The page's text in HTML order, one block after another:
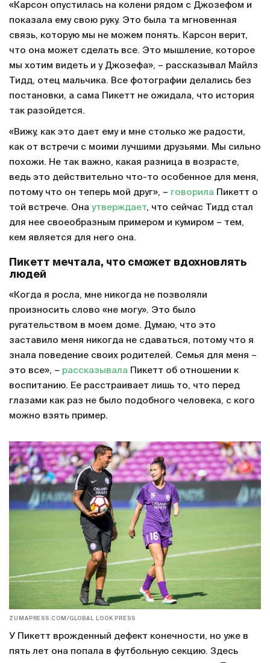
«Карсон опустилась на колени рядом с Джозефом и
показала ему свою руку. Это была та мгновенная
связь, которую мы не можем понять. Карсон верит,
что она может сделать все. Это мышление, которое
мы хотим видеть и у Джозефа», – рассказывал Майлз
Тидд, отец мальчика. Все фотографии делались без
постановки, а сама Пикетт не ожидала, что история
так разойдется.
«Вижу, как это дает ему и мне столько же радости,
как от встречи с моими лучшими друзьями. Мы сильно
похожи. Не так важно, какая разница в возрасте,
ведь это действительно что-то особенное для меня,
потому что он теперь мой друг», – говорила Пикетт о
той встрече. Она утверждает, что сейчас Тидд стал
для нее своеобразным примером и кумиром – тем,
кем является для него она.
Пикетт мечтала, что сможет вдохновлять
людей
«Когда я росла, мне никогда не позволяли
произносить слово «не могу». Это было
ругательством в моем доме. Думаю, что это
заставило меня никогда не сдаваться, потому что я
знала поведение своих родителей. Семья для меня –
это все», – рассказывала Пикетт об отношении к
воспитанию. Ее расстраивает лишь то, что перед
глазами как раз не было подобного человека, с кого
можно взять пример.
ZUMAPRESS.COM/GLOBAL LOOK PRESS
У Пикетт врожденный дефект конечности, но уже в
пять лет она попала в футбольную секцию. Здесь